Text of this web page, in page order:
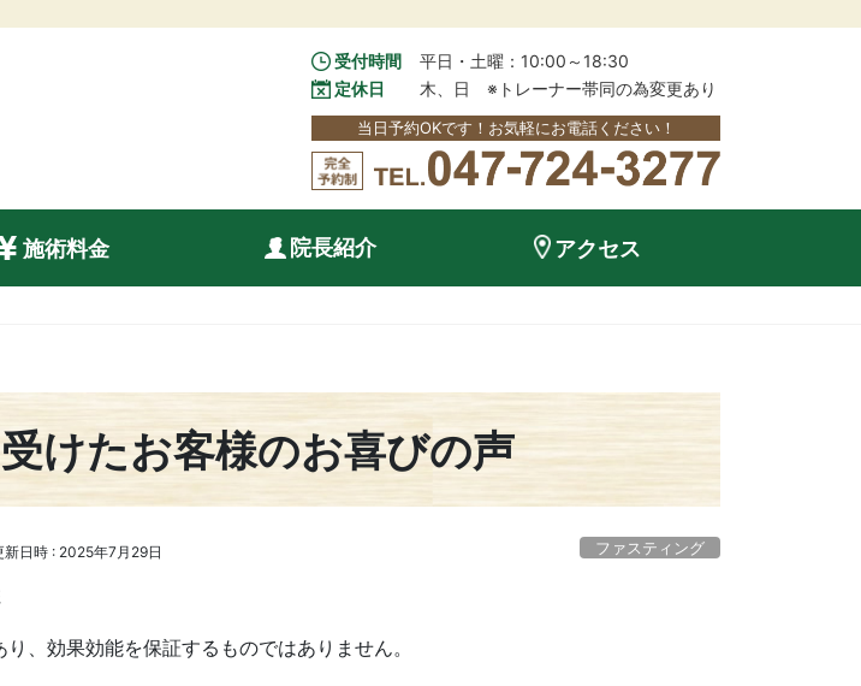
受付時間
平日・土曜：10:00～18:30
定休日
木、日　※トレーナー帯同の為変更あり
当日予約OKです！お気軽にお電話ください！
施術料金 院長紹介 アクセス
けたお客様のお喜びの声
新日時 : 2025年7月29日 ファスティング
、効果効能を保証するものではありません。